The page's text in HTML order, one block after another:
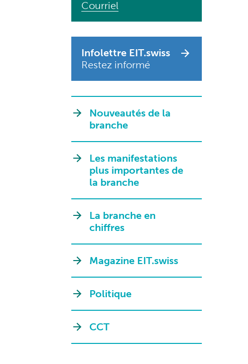
Courriel
Infolettre EIT.swiss
Restez informé
Nouveautés de la
branche
Les manifestations
plus importantes de
la branche
La branche en
chiffres
Magazine EIT.swiss
Politique
CCT